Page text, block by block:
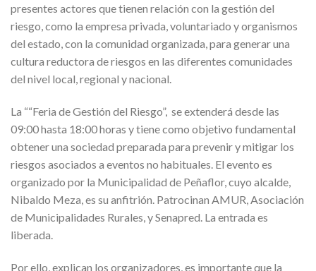
presentes actores que tienen relación con la gestión del
riesgo, como la empresa privada, voluntariado y organismos
del estado, con la comunidad organizada, para generar una
cultura reductora de riesgos en las diferentes comunidades
del nivel local, regional y nacional.
La ““Feria de Gestión del Riesgo”, se extenderá desde las
09:00 hasta 18:00 horas y tiene como objetivo fundamental
obtener una sociedad preparada para prevenir y mitigar los
riesgos asociados a eventos no habituales. El evento es
organizado por la Municipalidad de Peñaflor, cuyo alcalde,
Nibaldo Meza, es su anfitrión. Patrocinan AMUR, Asociación
de Municipalidades Rurales, y Senapred. La entrada es
liberada.
Por ello, explican los organizadores, es importante que la